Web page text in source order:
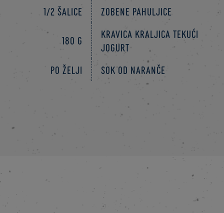
1/2 šalice
Zobene pahuljice
180 g
Kravica Kraljica tekući
jogurt
Po želji
Sok od naranče